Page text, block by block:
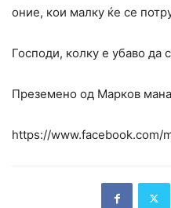
оние, кои малку ќе се
Господи, колку е убаво да
Преземено од Марков
https://www.facebook.com/